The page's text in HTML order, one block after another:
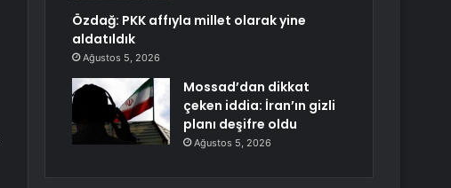
Özdağ: PKK affıyla millet olarak yine
aldatıldık
Ağustos 5, 2026
Mossad’dan dikkat
çeken iddia: İran’ın gizli
planı deşifre oldu
Ağustos 5, 2026